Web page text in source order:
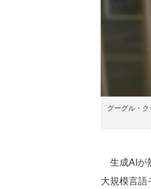
グーグル・
生成AIが
大規模言語